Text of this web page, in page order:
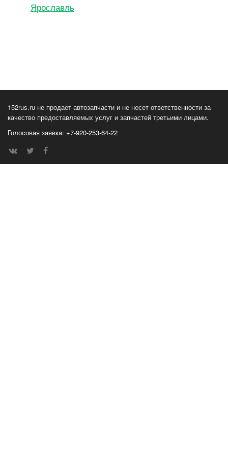
Ярославль
152rus.ru не продает автозапчасти и не несет ответственности за
качество предоставляемых услуг и запчастей третьими лицами.
Голосовая заявка: +7-920-253-64-22